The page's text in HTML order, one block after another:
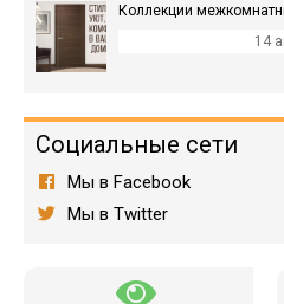
Коллекции
14
Социальные сети
Мы в Facebook
Мы в Twitter